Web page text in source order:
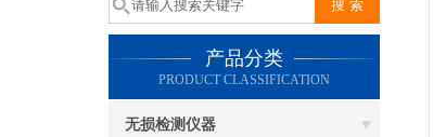
产品分类
PRODUCT CLASSIFICATION
无损检测仪器